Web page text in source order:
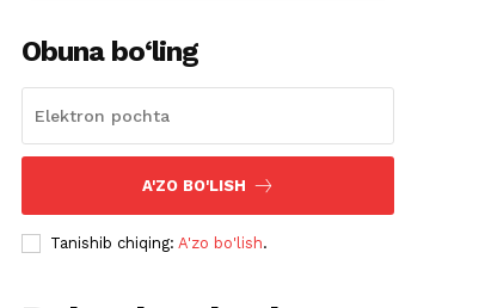
Obuna bo‘ling
A'ZO BO'LISH
Tanishib chiqing:A'zo bo'lish.